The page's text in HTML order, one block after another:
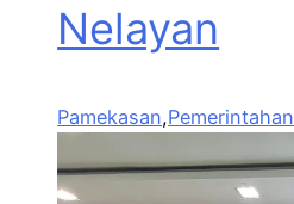
Nelayan
Pamekasan,Pemerintahan